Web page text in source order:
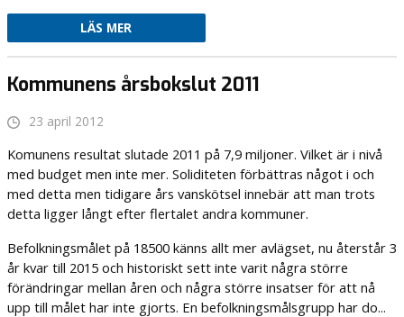
LÄS MER
Kommunens årsbokslut 2011
23 april 2012
Komunens resultat slutade 2011 på 7,9 miljoner. Vilket är i nivå
med budget men inte mer. Soliditeten förbättras något i och
med detta men tidigare års vanskötsel innebär att man trots
detta ligger långt efter flertalet andra kommuner.
Befolkningsmålet på 18500 känns allt mer avlägset, nu återstår 3
år kvar till 2015 och historiskt sett inte varit några större
förändringar mellan åren och några större insatser för att nå
upp till målet har inte gjorts. En befolkningsmålsgrupp har do...